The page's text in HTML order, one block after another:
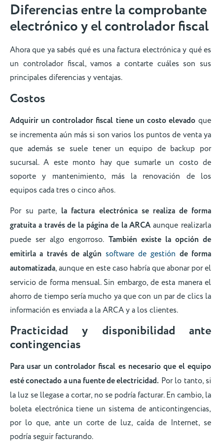
Diferencias entre la comprobante
electrónico y el controlador fiscal
Ahora que ya sabés qué es una factura electrónica y qué es
un controlador fiscal, vamos a contarte cuáles son sus
principales diferencias y ventajas.
Costos
Adquirir un controlador fiscal tiene un costo elevadoque
se incrementa aún más si son varios los puntos de venta ya
que además se suele tener un equipo de backup por
sucursal. A este monto hay que sumarle un costo de
soporte y mantenimiento, más la renovación de los
equipos cada tres o cinco años.
Por su parte, la factura electrónica se realiza de forma
gratuita a través de la página de la ARCAaunque realizarla
puede ser algo engorroso. También existe la opción de
emitirla a través de algún software de gestión de forma
automatizada, aunque en este caso habría que abonar por el
servicio de forma mensual. Sin embargo, de esta manera el
ahorro de tiempo sería mucho ya que con un par de clics la
información es enviada a la ARCA y a los clientes.
Practicidad y disponibilidad ante
contingencias
Para usar un controlador fiscal es necesario que el equipo
esté conectado a una fuente de electricidad. Por lo tanto, si
la luz se llegase a cortar, no se podría facturar. En cambio, la
boleta electrónica tiene un sistema de anticontingencias,
por lo que, ante un corte de luz, caída de Internet, se
podría seguir facturando.